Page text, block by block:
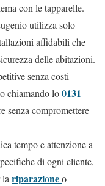
con le tapparelle.
utilizza solo
affidabili che
delle abitazioni.
senza costi
chiamando lo0131
senza compromettere
tempo e attenzione a
di ogni cliente,
riparazioneo